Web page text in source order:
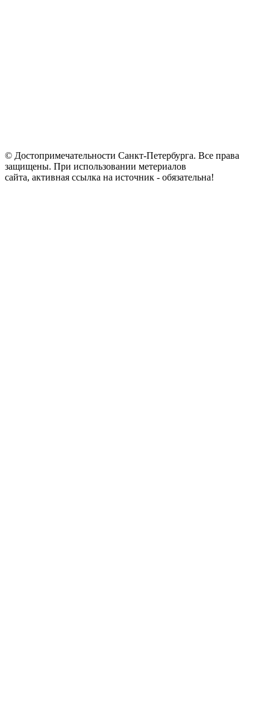
© Достопримечательности Санкт-Петербурга. Все права
защищены. При использовании метериалов
сайта, активная ссылка на источник - обязательна!